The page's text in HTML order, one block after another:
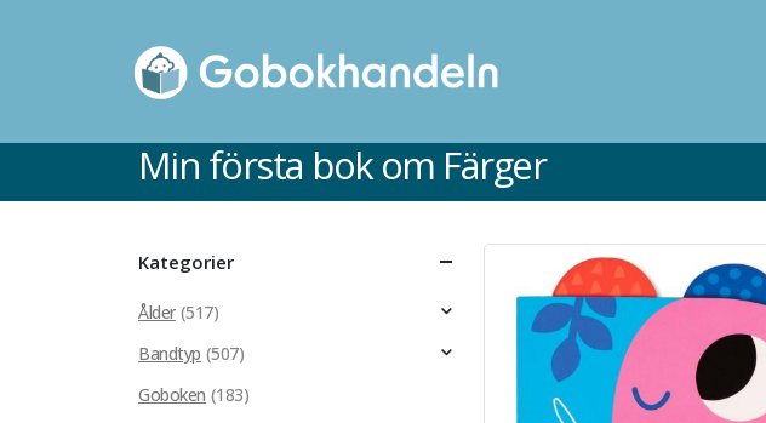
Min första bok om Färger
Kategorier
Ålder (517)
Bandtyp (507)
Goboken (183)